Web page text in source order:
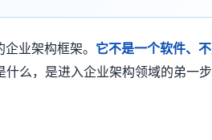
业架构框架。 它不是一个软件、
么，是进入企业架构领域的弟一步